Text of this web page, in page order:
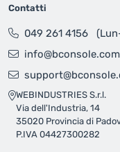
Contatti
049 261 4156
info@bconsole.com
WEBINDUSTRIES S.r.l.
Via dell'Industria, 14
35020 Provincia di
P.IVA 04427300282